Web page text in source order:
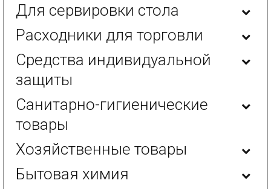
Для сервировки стола
Расходники для торговли
Средства индивидуальной
защиты
Санитарно-гигиенические
товары
Хозяйственные товары
Бытовая химия